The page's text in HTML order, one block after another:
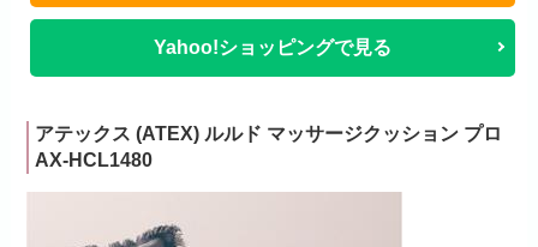
ルガーゼ素材となっています。
肌に優しいのでデリケートな人でも安心して使っていた
柔らかい色味とステッチが入ったデザインがさりげなく
おしゃれで、着心地のいいパジャマを着るのが楽しみに
なること間違いなしです。
感謝の気持ちを綴ったメッセージカードも添えると更に